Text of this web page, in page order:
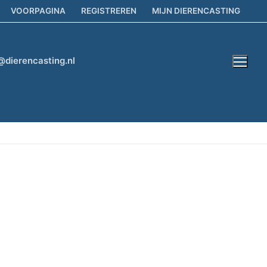
VOORPAGINA REGISTREREN MIJN DIERENCASTING